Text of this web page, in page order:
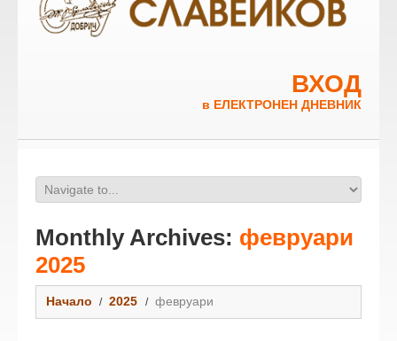
ВХОД
в ЕЛЕКТРОНЕН ДНЕВНИК
Monthly Archives: февруари
2025
Начало 2025 февруари